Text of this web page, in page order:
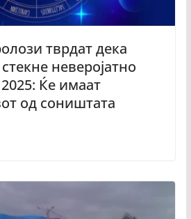
тврдат дека
неверојатно
Ќе имаат
од соништата